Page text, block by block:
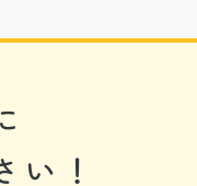
い！